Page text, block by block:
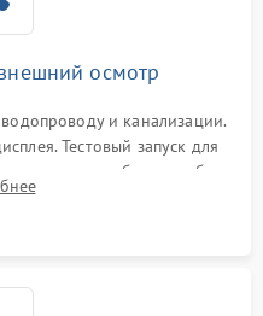
осмотр
и канализации.
Тестовый запуск для
или сбоев в работе
управления.